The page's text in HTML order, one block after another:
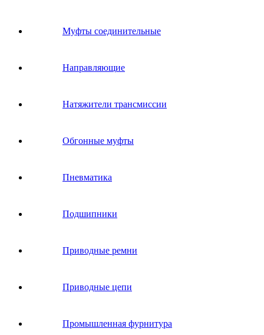
Муфты соединительные
Направляющие
Натяжители трансмиссии
Обгонные муфты
Пневматика
Подшипники
Приводные ремни
Приводные цепи
Промышленная фурнитура